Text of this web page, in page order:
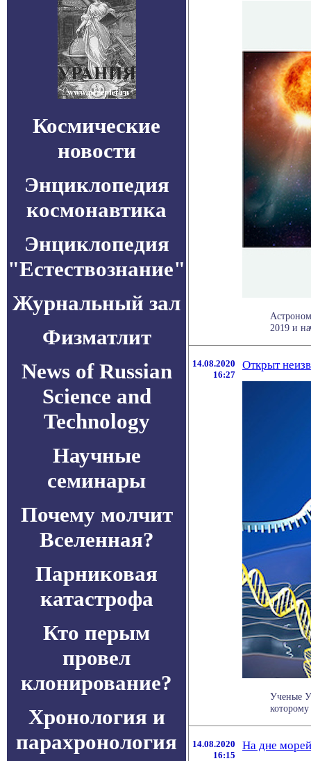
Космические
новости
Энциклопедия
космонавтика
Энциклопедия
"Естествознание"
Журнальный зал
Физматлит
News of Russian
Science and
Technology
Научные
семинары
Почему молчит
Вселенная?
Парниковая
катастрофа
Кто перым
провел
клонирование?
Хронология и
парахронология
2019 и
14.08.2020
16:27
Открыт
Ученые
14.08.2020
16:15
На дне